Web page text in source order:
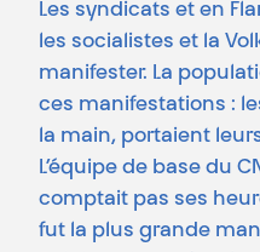
Les syndicats et en
les socialistes et la
manifester. La
ces manifestations :
la main, portaient
L’équipe de base du
comptait pas ses
fut la plus grande